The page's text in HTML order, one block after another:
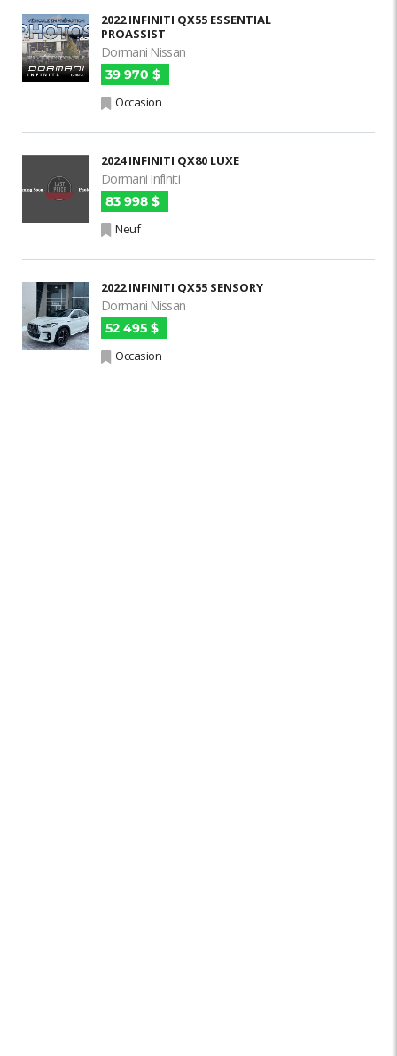
2022 INFINITI QX55 ESSENTIAL
PROASSIST
Dormani Nissan
39 970 $
Occasion
2024 INFINITI QX80 LUXE
Dormani Infiniti
83 998 $
Neuf
2022 INFINITI QX55 SENSORY
Dormani Nissan
52 495 $
Occasion